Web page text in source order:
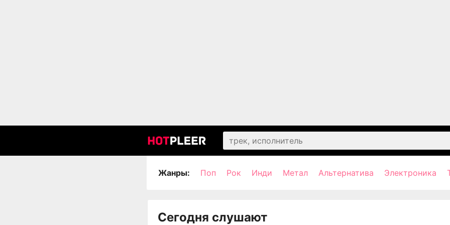
Жанры: Поп Рок Инди Метал Альтернатива Электроника
Сегодня слушают